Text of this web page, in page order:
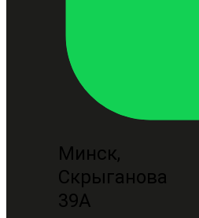
Минск,
Скрыганова
39А